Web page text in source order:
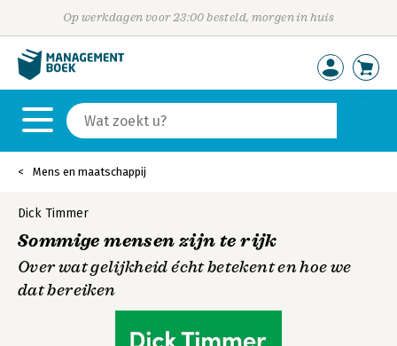
Op werkdagen voor 23:00 besteld, morgen in huis
Mens en maatschappij
Dick Timmer
Sommige mensen zijn te rijk
Over wat gelijkheid écht betekent en hoe we
dat bereiken